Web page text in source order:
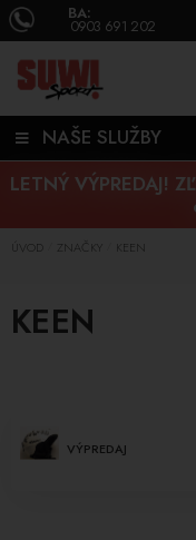
BA:
0903 691 202
NAŠE SLUŽBY
LETNÝ VÝPREDAJ!
ÚVOD ZNAČKY KEEN
KEEN
VÝPREDAJ